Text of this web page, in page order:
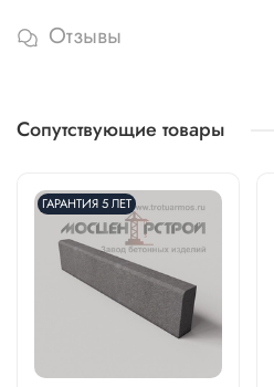
Отзывы
Сопутствующие товары
ГАРАНТИЯ 5 ЛЕТ